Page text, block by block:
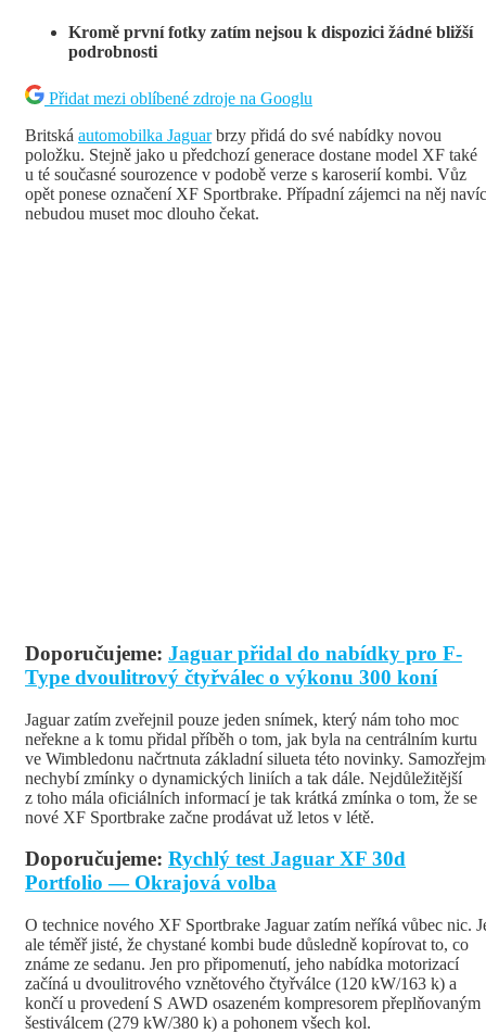
Kromě první fotky zatím nejsou k dispozici žádné bližší
podrobnosti
Přidat mezi oblíbené zdroje na Googlu
Britská automobilka Jaguarbrzy přidá do své nabídky novou
položku. Stejně jako u předchozí generace dostane model XF také
u té současné sourozence v podobě verze s karoserií kombi. Vůz
opět ponese označení XF Sportbrake. Případní zájemci na něj navíc
nebudou muset moc dlouho čekat.
Doporučujeme: Jaguar přidal do nabídky pro F-
Type dvoulitrový čtyřválec o výkonu 300 koní
Jaguar zatím zveřejnil pouze jeden snímek, který nám toho moc
neřekne a k tomu přidal příběh o tom, jak byla na centrálním kurtu
ve Wimbledonu načrtnuta základní silueta této novinky.
nechybí zmínky o dynamických liniích a tak dále. Nejdůležitější
z toho mála oficiálních informací je tak krátká zmínka o tom, že se
nové XF Sportbrake začne prodávat už letos v létě.
Doporučujeme: Rychlý test Jaguar XF 30d
Portfolio — Okrajová volba
O technice nového XF Sportbrake Jaguar zatím neříká vůbec nic.
ale téměř jisté, že chystané kombi bude důsledně kopírovat to, co
známe ze sedanu. Jen pro připomenutí, jeho nabídka motorizací
začíná u dvoulitrového vznětového čtyřválce (120 kW/163 k) a
končí u provedení S AWD osazeném kompresorem přeplňovaným
šestiválcem (279 kW/380 k) a pohonem všech kol.